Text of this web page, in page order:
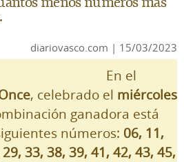
diariovasco.com | 15/03/2023
En el
, celebrado el miércoles
ganadora está
números: 06, 11,
33, 38, 39, 41, 42, 43, 45,